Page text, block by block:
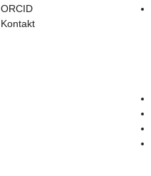
ORCID
Kontakt